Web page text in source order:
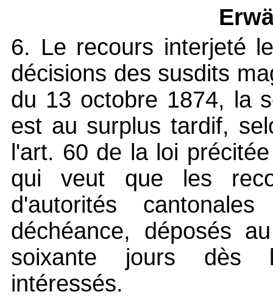
6. Le recours interjeté
décisions des susdits
du 13 octobre 1874, la
est au surplus tardif,
l'art. 60 de la loi
qui veut que les
d'autorités
déchéance, déposés
soixante jours dès
intéressés.